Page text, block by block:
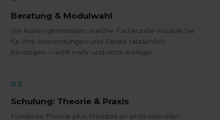
Beratung & Modulwahl
Wir klären gemeinsam, welche Fachkunde-Module Sie
für Ihre Anwendungen und Geräte tatsächlich
benötigen – nicht mehr und nicht weniger.
02
Schulung: Theorie & Praxis
Fundierte Theorie plus Praxisteil an professionellen